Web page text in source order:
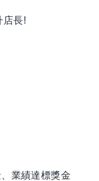
店長!
業績達標獎金